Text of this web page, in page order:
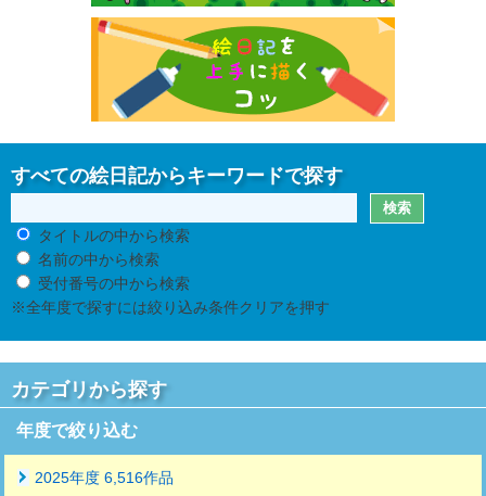
すべての絵日記からキーワードで探す
タイトルの中から検索
名前の中から検索
受付番号の中から検索
※全年度で探すには絞り込み条件クリアを押す
カテゴリから探す
年度で絞り込む
2025年度 6,516作品